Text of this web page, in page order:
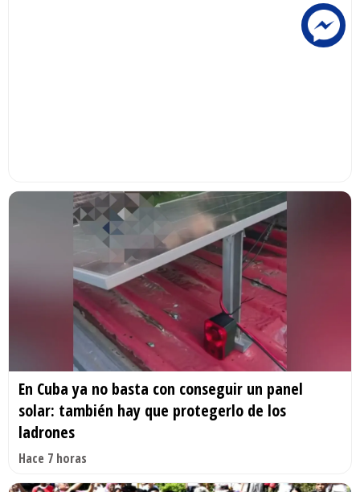
En Cuba ya no basta con conseguir un panel
solar: también hay que protegerlo de los
ladrones
Hace 7 horas